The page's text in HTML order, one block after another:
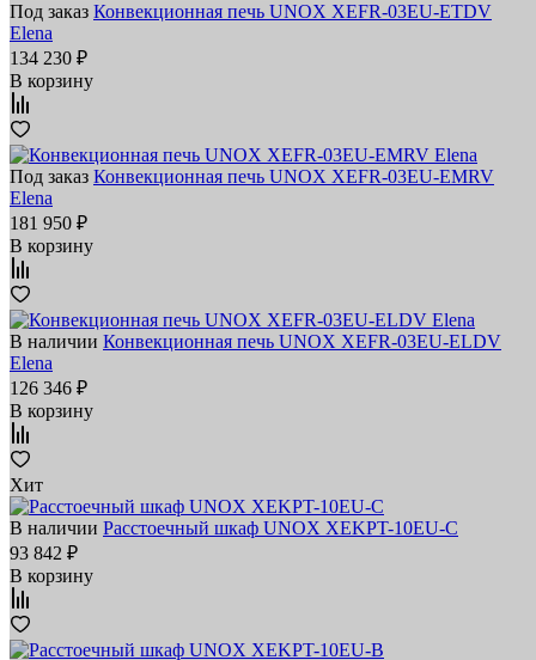
Под заказ Конвекционная печь UNOX XEFR-03EU-ETDV
Elena
134 230 ₽
В корзину
Под заказ Конвекционная печь UNOX XEFR-03EU-EMRV
Elena
181 950 ₽
В корзину
В наличии Конвекционная печь UNOX XEFR-03EU-ELDV
Elena
126 346 ₽
В корзину
Хит
В наличии Расстоечный шкаф UNOX XEKPT-10EU-C
93 842 ₽
В корзину